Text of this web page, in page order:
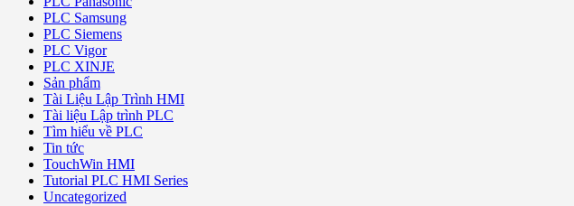
PLC Samsung
PLC Siemens
PLC Vigor
PLC XINJE
Sản phẩm
Tài Liệu Lập Trình HMI
Tài liệu Lập trình PLC
Tìm hiểu về PLC
Tin tức
TouchWin HMI
Tutorial PLC HMI Series
Uncategorized